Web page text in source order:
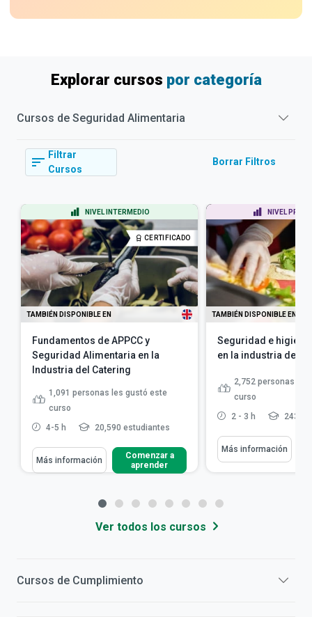
Explorar cursos por categoría
Cursos de Seguridad Alimentaria
Filtrar
Cursos
Borrar Filtros
NIVEL INTERMEDIO
CERTIFICADO
TAMBIÉN DISPONIBLE EN
Fundamentos de APPCC y
Seguridad Alimentaria en la
Industria del Catering
1,091 personas les gustó este
curso
4-5 h
20,590 estudiantes
Más información
Comenzar a
aprender
NIVEL
TAMBIÉN DISPONIBLE EN
Seguridad e
en la industria de la
2,752 personas les
curso
2 - 3 h
Más información
Ver todos los cursos
Cursos de Cumplimiento